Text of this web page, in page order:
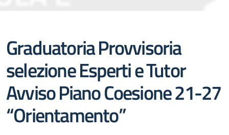
Graduatoria Provvisoria
selezione Esperti e Tutor
Avviso Piano Coesione 21-27
“Orientamento”